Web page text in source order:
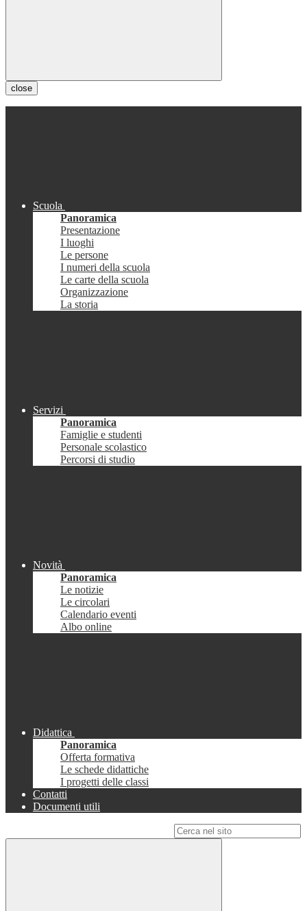
close
Scuola
Panoramica
Presentazione
I luoghi
Le persone
I numeri della scuola
Le carte della scuola
Organizzazione
La storia
Servizi
Panoramica
Famiglie e studenti
Personale scolastico
Percorsi di studio
Novità
Panoramica
Le notizie
Le circolari
Calendario eventi
Albo online
Didattica
Panoramica
Offerta formativa
Le schede didattiche
I progetti delle classi
Contatti
Documenti utili